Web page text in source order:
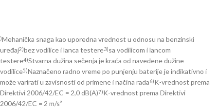
)Mehanička snaga kao uporedna vrednost u odnosu na benzinski
uređaj2)bez vodilice i lanca testere3)sa vodilicom i lancom
testere4)Stvarna dužina sečenja je kraća od navedene dužine
vodilice5)Naznačeno radno vreme po punjenju baterije je indikativno i
može varirati u zavisnosti od primene i načina rada6)K-vrednost prema
Direktivi 2006/42/EC = 2,0 dB(A)7)K-vrednost prema Direktivi
2006/42/EC = 2 m/s²